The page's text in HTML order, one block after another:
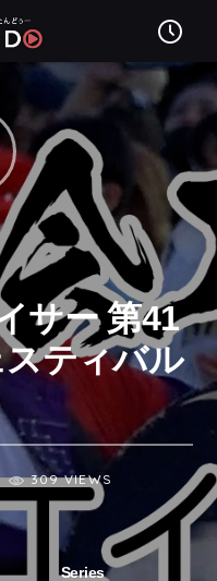
サー 第41
ティバル
309 VIEWS
Series